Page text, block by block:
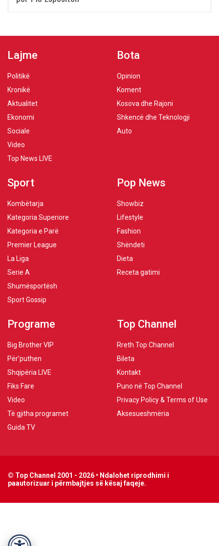
Lajme
Politikë
Kronikë
Aktualitet
Ekonomi
Sociale
Video
Top News LIVE
Bota
Opinion
Koment
Kosova dhe Rajoni
Shkencë dhe Teknologji
Auto
Sport
Kombëtarja
Kategoria Superiore
Kategoria e Parë
Premier League
La Liga
Serie A
Shumësportësh
Sport Gossip
Pop News
Showbiz
Lifestyle
Fashion
Shëndeti
Dieta
Receta gatimi
Programe
Big Brother VIP
Për’puthen
Shqipëria LIVE
Fiks Fare
Video
Të gjitha programet
Guida TV
Top Channel
Rreth Top Channel
Bileta
Kontakt
Puno në Top Channel
Privacy Policy & Terms of Use
Aksesueshmëria
© Top Channel 2001 - 2026 • Ndalohet riprodhimi i
paautorizuar i përmbajtjes së kësaj faqeje.